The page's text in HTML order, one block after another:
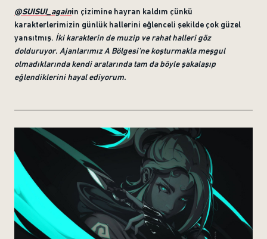
@SUISUI_againin çizimine hayran kaldım çünkü
karakterlerimizin günlük hallerini eğlenceli şekilde çok güzel
yansıtmış. İki karakterin de muzip ve rahat halleri göz
dolduruyor. Ajanlarımız A Bölgesi'ne koşturmakla meşgul
olmadıklarında kendi aralarında tam da böyle şakalaşıp
eğlendiklerini hayal ediyorum.